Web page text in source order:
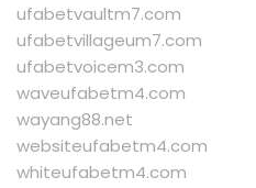
ufabetvaultm7.com
ufabetvillageum7.com
ufabetvoicem3.com
waveufabetm4.com
wayang88.net
websiteufabetm4.com
whiteufabetm4.com